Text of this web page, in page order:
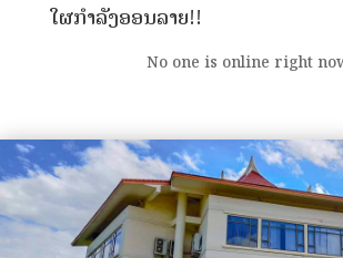
ໃຜກຳລັງອອນລາຍ!!
No one is online right